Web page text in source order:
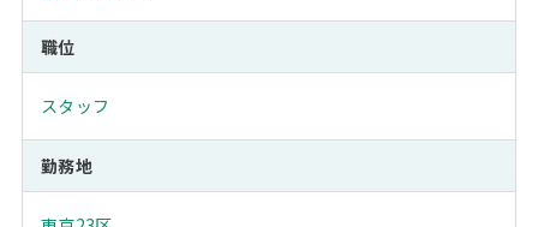
職位
スタッフ
勤務地